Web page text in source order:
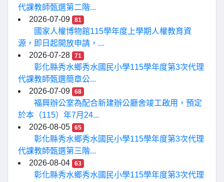
代課教師甄選第二階...
2026-07-09
81
國家人權博物館115學年度上學期人權教育資
源，即日起開放申請，...
2026-07-28
71
彰化縣秀水鄉秀水國民小學115學年度第3次代理
代課教師甄選簡章公...
2026-07-09
68
福興辦公室為配合新建辦公廳舍竣工啟用，預定
於本（115）年7月24...
2026-08-05
65
彰化縣秀水鄉秀水國民小學115學年度第3次代理
代課教師甄選第三階...
2026-08-04
63
彰化縣秀水鄉秀水國民小學115學年度第3次代理